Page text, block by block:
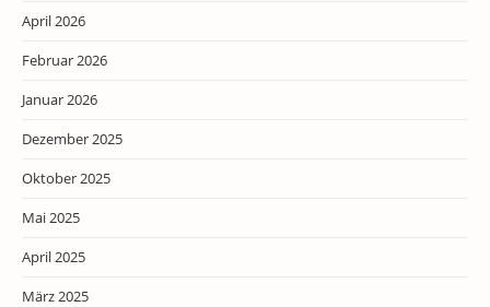
April 2026
Februar 2026
Januar 2026
Dezember 2025
Oktober 2025
Mai 2025
April 2025
März 2025